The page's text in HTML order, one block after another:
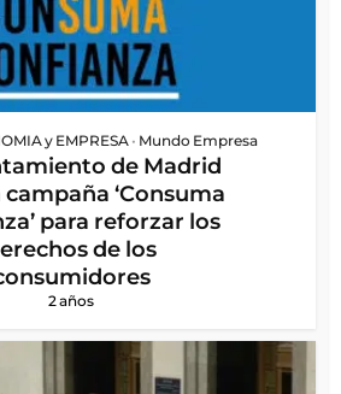
y EMPRESA • Mundo Empresa
de Madrid
campaña ‘Consuma
para reforzar los
de los
2 años